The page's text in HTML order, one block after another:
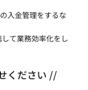
入金管理をするな
て業務効率化をし
ください //